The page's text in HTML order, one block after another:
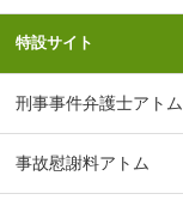
特設サイト
刑事事件弁護士アトム
事故慰謝料アトム